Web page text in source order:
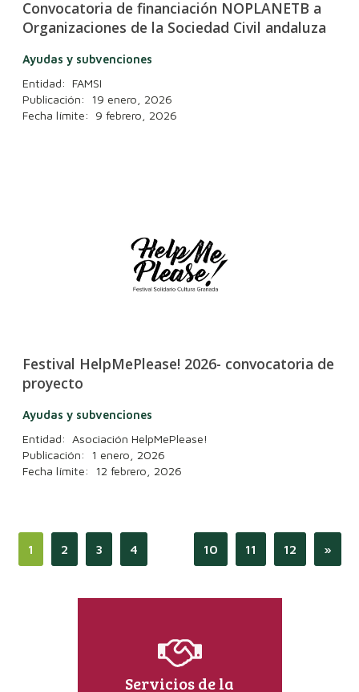
Convocatoria de financiación NOPLANETB a
Organizaciones de la Sociedad Civil andaluza
Ayudas y subvenciones
Entidad: FAMSI
Publicación: 19 enero, 2026
Fecha límite: 9 febrero, 2026
Festival HelpMePlease! 2026- convocatoria de
proyecto
Ayudas y subvenciones
Entidad: Asociación HelpMePlease!
Publicación: 1 enero, 2026
Fecha límite: 12 febrero, 2026
1 2 3 4 10 11 12 »
Servicios de la